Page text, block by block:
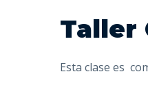
Taller
Esta clase es